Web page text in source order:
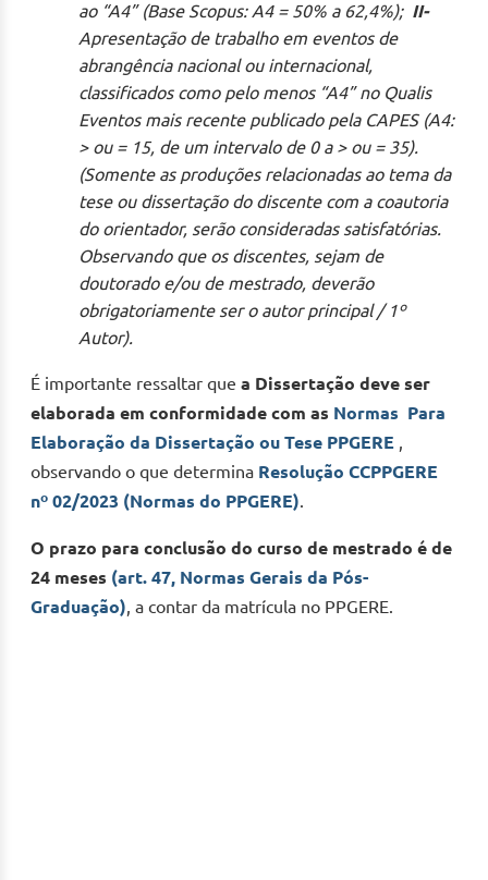
ao “A4” (Base Scopus: A4 = 50% a 62,4%); II-
Apresentação de trabalho em eventos de
abrangência nacional ou internacional,
classificados como pelo menos “A4” no Qualis
Eventos mais recente publicado pela CAPES (A4:
> ou = 15, de um intervalo de 0 a > ou = 35).
(Somente as produções relacionadas ao tema da
tese ou dissertação do discente com a coautoria
do orientador, serão consideradas satisfatórias.
Observando que os discentes, sejam de
doutorado e/ou de mestrado, deverão
obrigatoriamente ser o autor principal / 1º
Autor).
É importante ressaltar que a Dissertação deve ser
elaborada em conformidade com as Normas Para
Elaboração da Dissertação ou Tese PPGERE ,
observando o que determina Resolução CCPPGERE
nº 02/2023 (Normas do PPGERE).
O prazo para conclusão do curso de mestrado é de
24 meses (art. 47, Normas Gerais da Pós-
Graduação), a contar da matrícula no PPGERE.